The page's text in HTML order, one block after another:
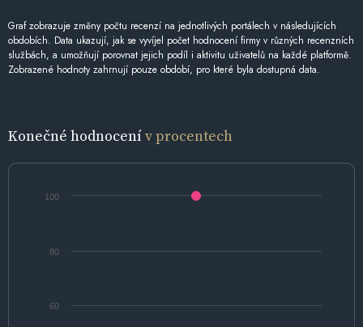
Graf zobrazuje změny počtu recenzí na jednotlivých portálech v následujících
obdobích. Data ukazují, jak se vyvíjel počet hodnocení firmy v různých recenzních
službách, a umožňují porovnat jejich podíl i aktivitu uživatelů na každé platformě.
Zobrazené hodnoty zahrnují pouze období, pro které byla dostupná data.
Konečné hodnocenív procentech
60
80
100